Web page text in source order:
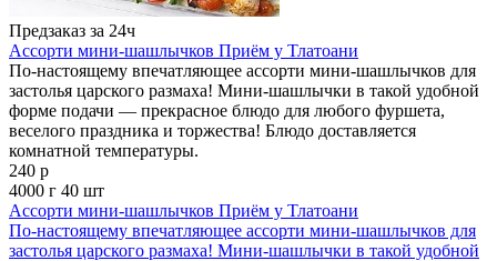
Предзаказ за 24ч
Ассорти мини-шашлычков Приём у Тлатоани
По-настоящему впечатляющее ассорти мини-шашлычков для
застолья царского размаха! Мини-шашлычки в такой удобной
форме подачи — прекрасное блюдо для любого фуршета,
веселого праздника и торжества! Блюдо доставляется
комнатной температуры.
240 р
4000 г 40 шт
Ассорти мини-шашлычков Приём у Тлатоани
По-настоящему впечатляющее ассорти мини-шашлычков для
застолья царского размаха! Мини-шашлычки в такой удобной